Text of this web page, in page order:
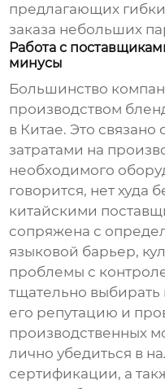
предлагающих
заказа небольших
Работа с
минусы
Большинство
производством
в Китае. Это
затратами на
необходимого
говорится, нет худа
китайскими
сопряжена с
языковой барьер,
проблемы с
тщательно
его репутацию и
производственных
лично убедиться в
сертификации, а